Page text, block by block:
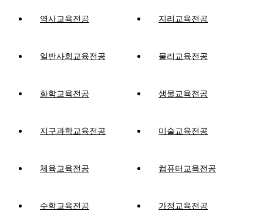
역사교육전공 지리교육전공
일반사회교육전공 물리교육전공
화학교육전공 생물교육전공
지구과학교육전공 미술교육전공
체육교육전공 컴퓨터교육전공
수학교육전공 가정교육전공